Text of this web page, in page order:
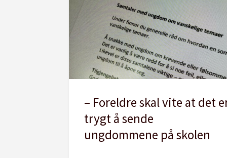
– Foreldre skal vite at det
trygt å sende
ungdommene på skolen